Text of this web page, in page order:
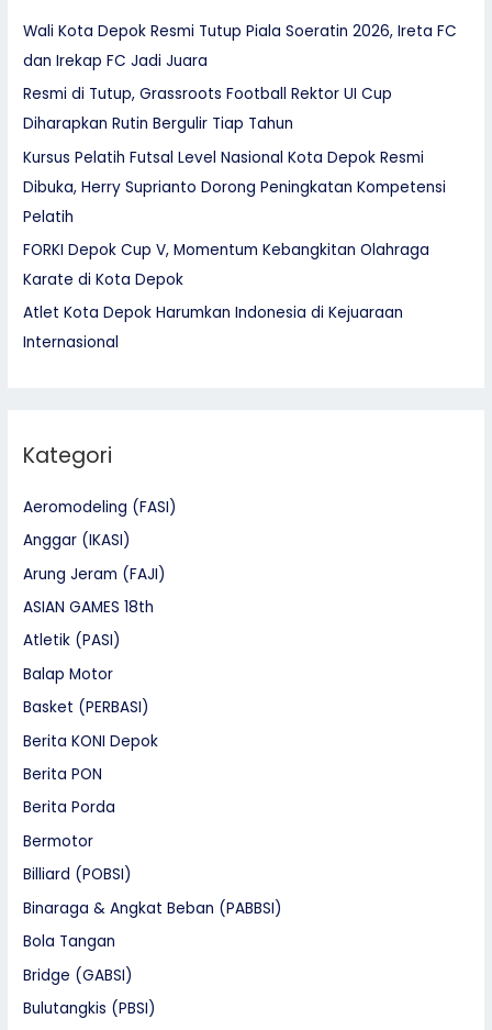
Wali Kota Depok Resmi Tutup Piala Soeratin 2026, Ireta FC
dan Irekap FC Jadi Juara
Resmi di Tutup, Grassroots Football Rektor UI Cup
Diharapkan Rutin Bergulir Tiap Tahun
Kursus Pelatih Futsal Level Nasional Kota Depok Resmi
Dibuka, Herry Suprianto Dorong Peningkatan Kompetensi
Pelatih
FORKI Depok Cup V, Momentum Kebangkitan Olahraga
Karate di Kota Depok
Atlet Kota Depok Harumkan Indonesia di Kejuaraan
Internasional
Kategori
Aeromodeling (FASI)
Anggar (IKASI)
Arung Jeram (FAJI)
ASIAN GAMES 18th
Atletik (PASI)
Balap Motor
Basket (PERBASI)
Berita KONI Depok
Berita PON
Berita Porda
Bermotor
Billiard (POBSI)
Binaraga & Angkat Beban (PABBSI)
Bola Tangan
Bridge (GABSI)
Bulutangkis (PBSI)